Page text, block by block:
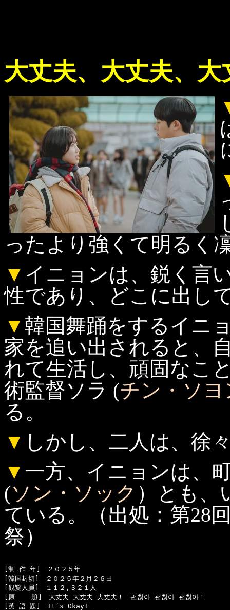
大丈夫、大丈夫、大
ったより強くて明るく
▼ イニョンは、鋭く言
性であり、どこに出し
▼ 韓国舞踊をするイニ
家を追い出されると、
れて生活し、頑固なこ
術監督ソラ (チン・ソヨ
る。
▼ しかし、二人は、徐
▼ 一方、イニョンは、
(ソン・ソック ）とも、
ている。（出処：第28
祭）
[制 作 年]　２０２５年
[韓国封切]　２０２５年２月２６日
[観覧人員]　１１２,３２１人
[原    題]　大丈夫 大丈夫 大丈夫！　괜찮아 괜찮아 괜찮아！
[英 語 題]　It′s Okay!